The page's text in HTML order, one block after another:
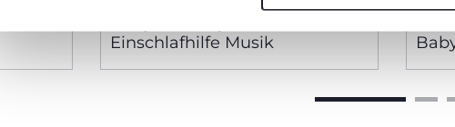
Einschlafhilfe Musik